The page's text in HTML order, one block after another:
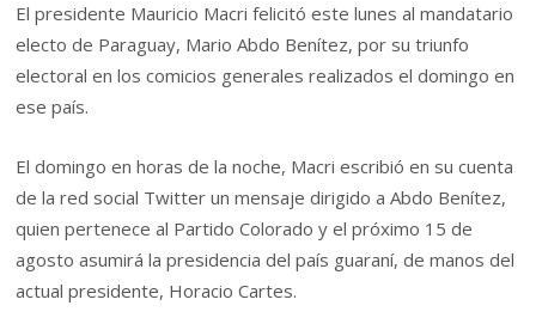
El presidente Mauricio Macri felicitó este lunes al mandatario
electo de Paraguay, Mario Abdo Benítez, por su triunfo
electoral en los comicios generales realizados el domingo en
ese país.
El domingo en horas de la noche, Macri escribió en su cuenta
de la red social Twitter un mensaje dirigido a Abdo Benítez,
quien pertenece al Partido Colorado y el próximo 15 de
agosto asumirá la presidencia del país guaraní, de manos del
actual presidente, Horacio Cartes.